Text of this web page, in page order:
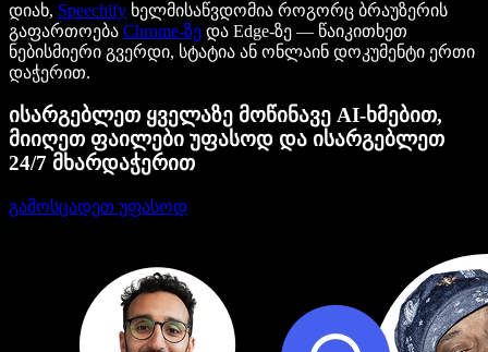
დიახ, Speechify ხელმისაწვდომია როგორც ბრაუზერის
გაფართოება Chrome-ზე და Edge-ზე — წაიკითხეთ
ნებისმიერი გვერდი, სტატია ან ონლაინ დოკუმენტი ერთი
დაჭერით.
ისარგებლეთ ყველაზე მოწინავე AI-ხმებით,
მიიღეთ ფაილები უფასოდ და ისარგებლეთ
24/7 მხარდაჭერით
გამოსცადეთ უფასოდ